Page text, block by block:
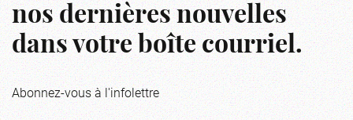
nos dernières nouvelles
dans votre boîte courriel.
Abonnez-vous à l'infolettre